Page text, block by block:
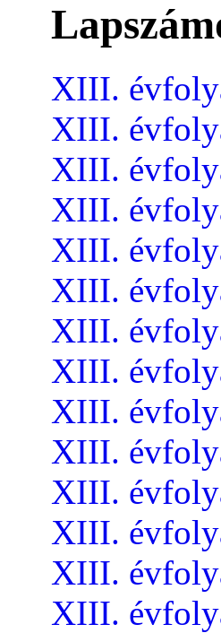
XIII.
XIII.
XIII.
XIII.
XIII.
XIII.
XIII.
XIII.
XIII.
XIII.
XIII.
XIII.
XIII.
XIII.